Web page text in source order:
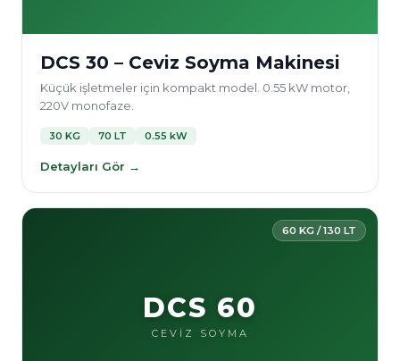
DCS 30 – Ceviz Soyma Makinesi
Küçük işletmeler için kompakt model. 0.55 kW motor,
220V monofaze.
30 KG 70 LT 0.55 kW
Detayları Gör →
60 KG / 130 LT
DCS 60
CEVİZ SOYMA